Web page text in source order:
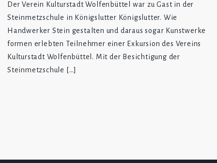
Der Verein Kulturstadt Wolfenbüttel war zu Gast in der
Steinmetzschule in Königslutter Königslutter. Wie
Handwerker Stein gestalten und daraus sogar Kunstwerke
formen erlebten Teilnehmer einer Exkursion des Vereins
Kulturstadt Wolfenbüttel. Mit der Besichtigung der
Steinmetzschule […]